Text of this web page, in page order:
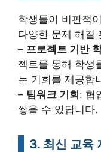
학생들이 비판적
다양한 문제 해결
– 프로젝트 기반
젝트를 통해 학생
는 기회를 제공합
– 팀워크 기회: 협
쌓을 수 있답니다.
3. 최신 교육